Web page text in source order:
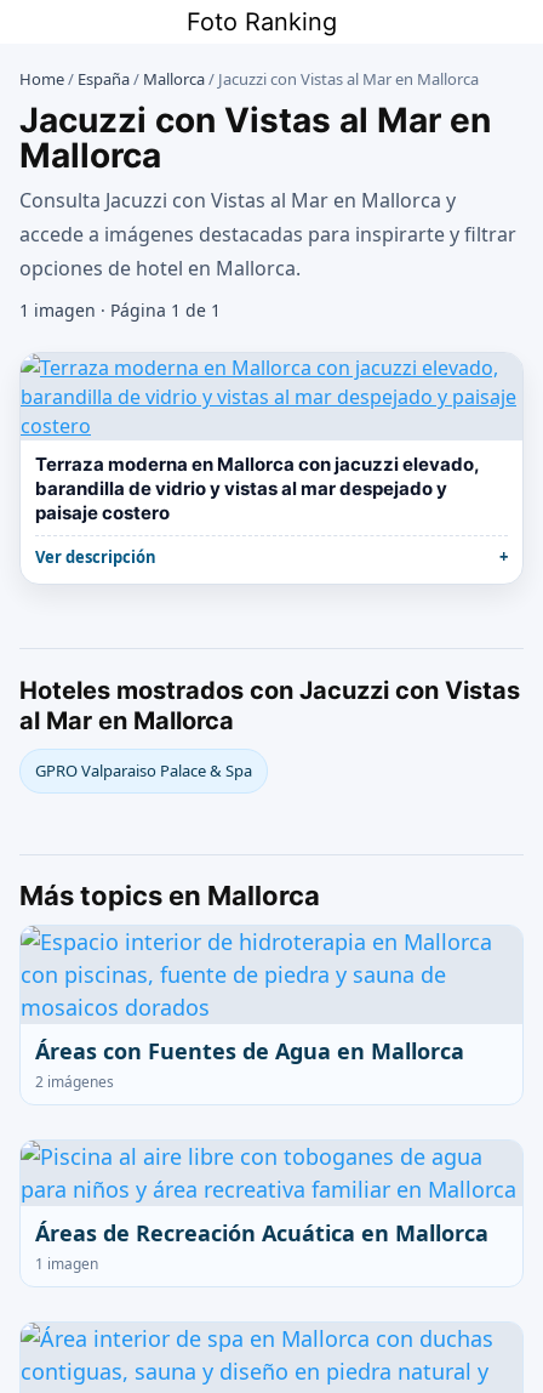
contenido
Foto Ranking
Home/ España/ Mallorca/ Jacuzzi con Vistas al Mar en Mallorca
Jacuzzi con Vistas al Mar en
Mallorca
Consulta Jacuzzi con Vistas al Mar en Mallorca y
accede a imágenes destacadas para inspirarte y filtrar
opciones de hotel en Mallorca.
1 imagen · Página 1 de 1
Terraza moderna en Mallorca con jacuzzi elevado,
barandilla de vidrio y vistas al mar despejado y
paisaje costero
Ver descripción
Hoteles mostrados con Jacuzzi con Vistas
al Mar en Mallorca
GPRO Valparaiso Palace & Spa
Más topics en Mallorca
Áreas con Fuentes de Agua en Mallorca
2 imágenes
Áreas de Recreación Acuática en Mallorca
1 imagen